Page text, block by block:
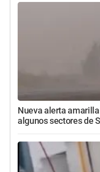
Nueva alerta
algunos sectores de